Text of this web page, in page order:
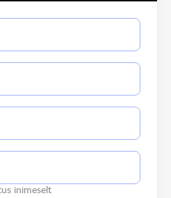
inimeselt